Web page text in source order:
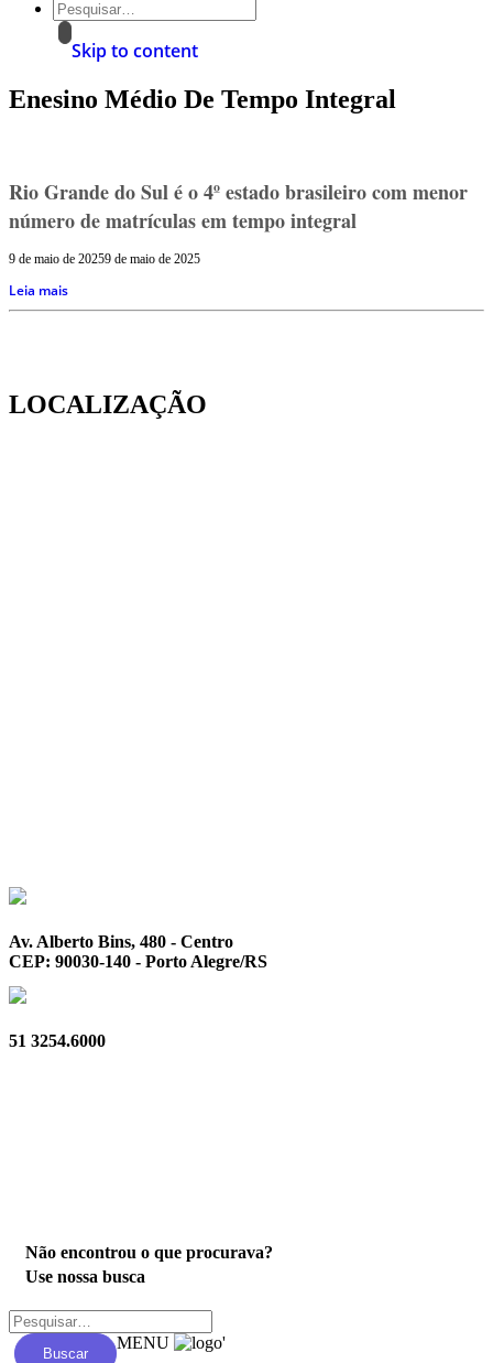
Skip to content
Enesino Médio De Tempo Integral
Rio Grande do Sul é o 4º estado brasileiro com menor
número de matrículas em tempo integral
9 de maio de 20259 de maio de 2025
Leia mais
LOCALIZAÇÃO
Av. Alberto Bins, 480 - Centro
CEP: 90030-140 - Porto Alegre/RS
51 3254.6000
Não encontrou o que procurava?
Use nossa busca
Buscar
MENU '